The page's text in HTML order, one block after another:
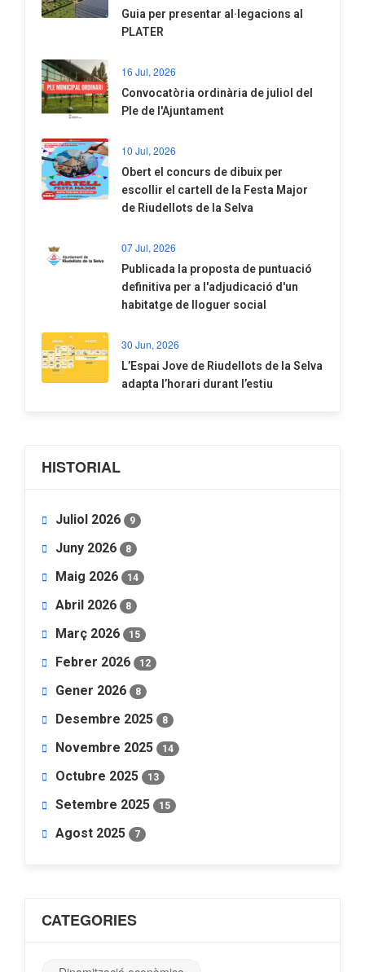
​Guia per presentar al·legacions al
PLATER
16 Jul, 2026
Convocatòria ordinària de juliol del
Ple de l'Ajuntament
10 Jul, 2026
​Obert el concurs de dibuix per
escollir el cartell de la Festa Major
de Riudellots de la Selva
07 Jul, 2026
​Publicada la proposta de puntuació
definitiva per a l'adjudicació d'un
habitatge de lloguer social
30 Jun, 2026
​L’Espai Jove de Riudellots de la Selva
adapta l’horari durant l’estiu
HISTORIAL
Juliol 2026 9
Juny 2026 8
Maig 2026 14
Abril 2026 8
Març 2026 15
Febrer 2026 12
Gener 2026 8
Desembre 2025 8
Novembre 2025 14
Octubre 2025 13
Setembre 2025 15
Agost 2025 7
CATEGORIES